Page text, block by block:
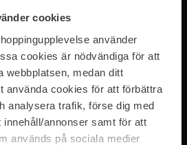
cookies
använder
cookies är nödvändiga för att
webbplatsen, medan ditt
använda cookies för att förbättra
analysera trafik, förse dig med
annonser samt för att
används på sociala medier
PÅ VÅRA
du vårIntegritetspolicy.